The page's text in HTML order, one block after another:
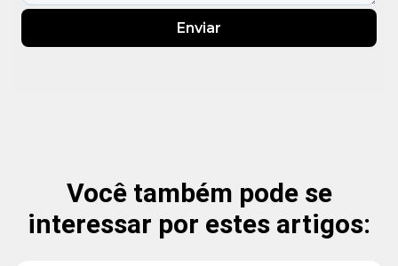
Enviar
Você também pode se
interessar por estes artigos: